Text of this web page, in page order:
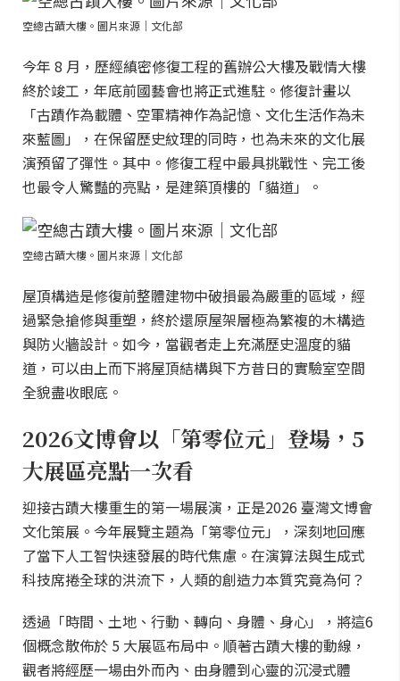
空總古蹟大樓。圖片來源｜文化部
今年 8 月，歷經縝密修復工程的舊辦公大樓及戰情大樓
終於竣工，年底前國藝會也將正式進駐。修復計畫以
「古蹟作為載體、空軍精神作為記憶、文化生活作為未
來藍圖」，在保留歷史紋理的同時，也為未來的文化展
演預留了彈性。其中。修復工程中最具挑戰性、完工後
也最令人驚豔的亮點，是建築頂樓的「貓道」。
空總古蹟大樓。圖片來源｜文化部
屋頂構造是修復前整體建物中破損最為嚴重的區域，經
過緊急搶修與重塑，終於還原屋架層極為繁複的木構造
與防火牆設計。如今，當觀者走上充滿歷史溫度的貓
道，可以由上而下將屋頂結構與下方昔日的實驗室空間
全貌盡收眼底。
2026文博會以「第零位元」登場，5
大展區亮點一次看
迎接古蹟大樓重生的第一場展演，正是2026 臺灣文博會
文化策展。今年展覽主題為「第零位元」，深刻地回應
了當下人工智快速發展的時代焦慮。在演算法與生成式
科技席捲全球的洪流下，人類的創造力本質究竟為何？
透過「時間、土地、行動、轉向、身體、身心」，將這6
個概念散佈於 5 大展區布局中。順著古蹟大樓的動線，
觀者將經歷一場由外而內、由身體到心靈的沉浸式體